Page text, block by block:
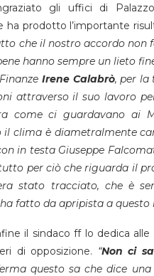
gli uffici di
ha prodotto l’importante
che il nostro accordo non
hanno sempre un lieto
Irene Calabrò, per la
attraverso il suo lavoro
come ci guardavano ai
il clima è diametralmente
in testa Giuseppe
per ciò che riguarda il
stato tracciato, che è
fatto da apripista a questo
il sindaco ff lo dedica
di opposizione. “Non ci
questo sa che dice